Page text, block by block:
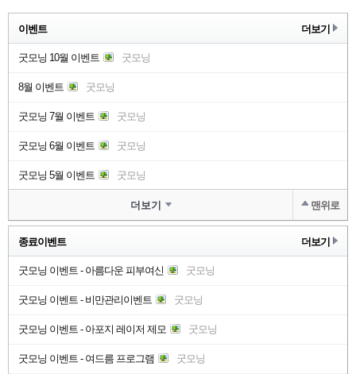
이벤트 더보기
굿모닝 10월 이벤트 굿모닝
8월 이벤트 굿모닝
굿모닝 7월 이벤트 굿모닝
굿모닝 6월 이벤트 굿모닝
굿모닝 5월 이벤트 굿모닝
더보기 맨위로
종료이벤트 더보기
굿모닝 이벤트 - 아름다운 피부여신 굿모닝
굿모닝 이벤트 - 비만관리이벤트 굿모닝
굿모닝 이벤트 - 아포지 레이저 제모 굿모닝
굿모닝 이벤트 - 여드름 프로그램 굿모닝